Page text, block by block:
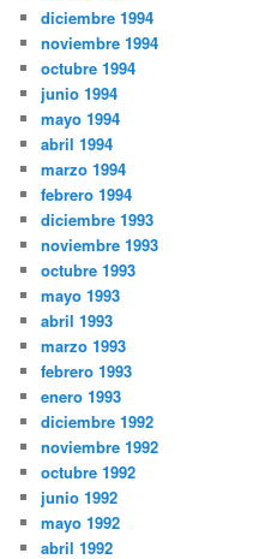
diciembre 1994
noviembre 1994
octubre 1994
junio 1994
mayo 1994
abril 1994
marzo 1994
febrero 1994
diciembre 1993
noviembre 1993
octubre 1993
mayo 1993
abril 1993
marzo 1993
febrero 1993
enero 1993
diciembre 1992
noviembre 1992
octubre 1992
junio 1992
mayo 1992
abril 1992